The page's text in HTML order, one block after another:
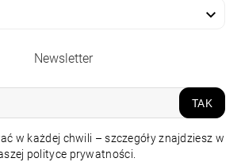

Newsletter
TAK
w każdej chwili – szczegóły znajdziesz w
polityce prywatności.